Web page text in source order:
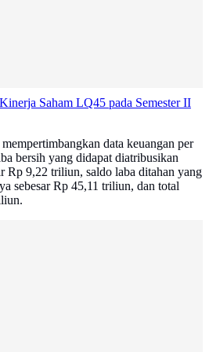
Saham LQ45 pada Semester II
data keuangan per
bersih yang didapat diatribusikan
Rp 9,22 triliun, saldo laba ditahan yang
sebesar Rp 45,11 triliun, dan total